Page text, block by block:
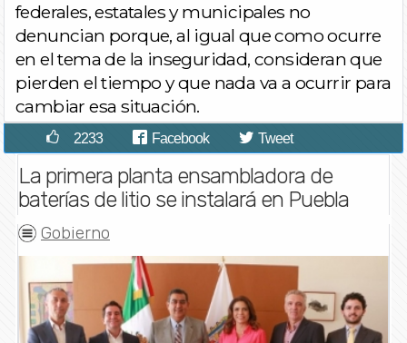
federales, estatales y municipales no
denuncian porque, al igual que como ocurre
en el tema de la inseguridad, consideran que
pierden el tiempo y que nada va a ocurrir para
cambiar esa situación.
2233 Facebook Tweet
La primera planta ensambladora de
baterías de litio se instalará en Puebla
Gobierno